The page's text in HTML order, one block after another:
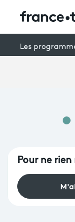
Participer et
À votre écoute
Les
Pour ne rien